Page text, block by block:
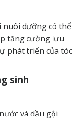
nuôi dưỡng có thể
tăng cường lưu
phát triển của tóc
sinh
và dầu gội